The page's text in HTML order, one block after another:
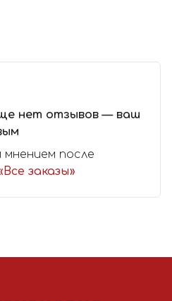
нет отзывов — ваш
после
заказы»